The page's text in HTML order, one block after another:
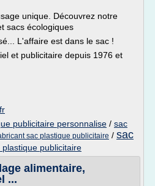
unique. Découvrez notre
sacs écologiques
L'affaire est dans le sac !
et publicitaire depuis 1976 et
publicitaire personnalise / sac
sac plastique publicitaire / sac
plastique publicitaire
alimentaire,
...